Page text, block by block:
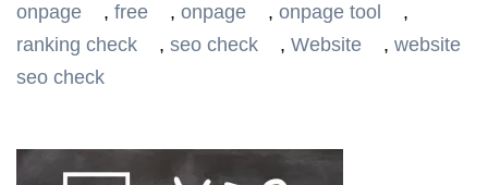
onpage
, free , onpage , onpage tool
,
ranking check
, seo check , Website , website
seo check